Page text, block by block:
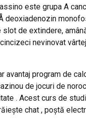
este grupa A
deoxiadenozin
de extindere,
nevinovat
avantaj program de
de jocuri de
. Acest curs de
chat , poștă